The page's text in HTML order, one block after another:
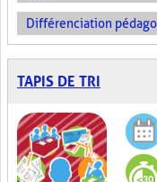
Différenciation
TAPIS DE TRI